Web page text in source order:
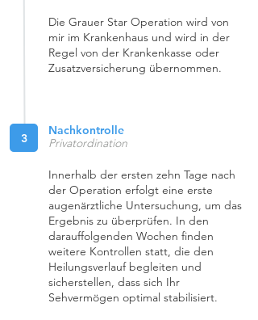
Die Grauer Star Operation wird von
mir im Krankenhaus und wird in der
Regel von der Krankenkasse oder
Zusatzversicherung übernommen.
3
Nachkontrolle
Privatordination
Innerhalb der ersten zehn Tage nach
der Operation erfolgt eine erste
augenärztliche Untersuchung, um das
Ergebnis zu überprüfen. In den
darauffolgenden Wochen finden
weitere Kontrollen statt, die den
Heilungsverlauf begleiten und
sicherstellen, dass sich Ihr
Sehvermögen optimal stabilisiert.